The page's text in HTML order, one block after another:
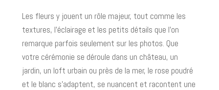
Les fleurs y jouent un rôle majeur, tout comme les
textures, l’éclairage et les petits détails que l’on
remarque parfois seulement sur les photos. Que
votre cérémonie se déroule dans un château, un
jardin, un loft urbain ou près de la mer, le rose poudré
et le blanc s’adaptent, se nuancent et racontent une